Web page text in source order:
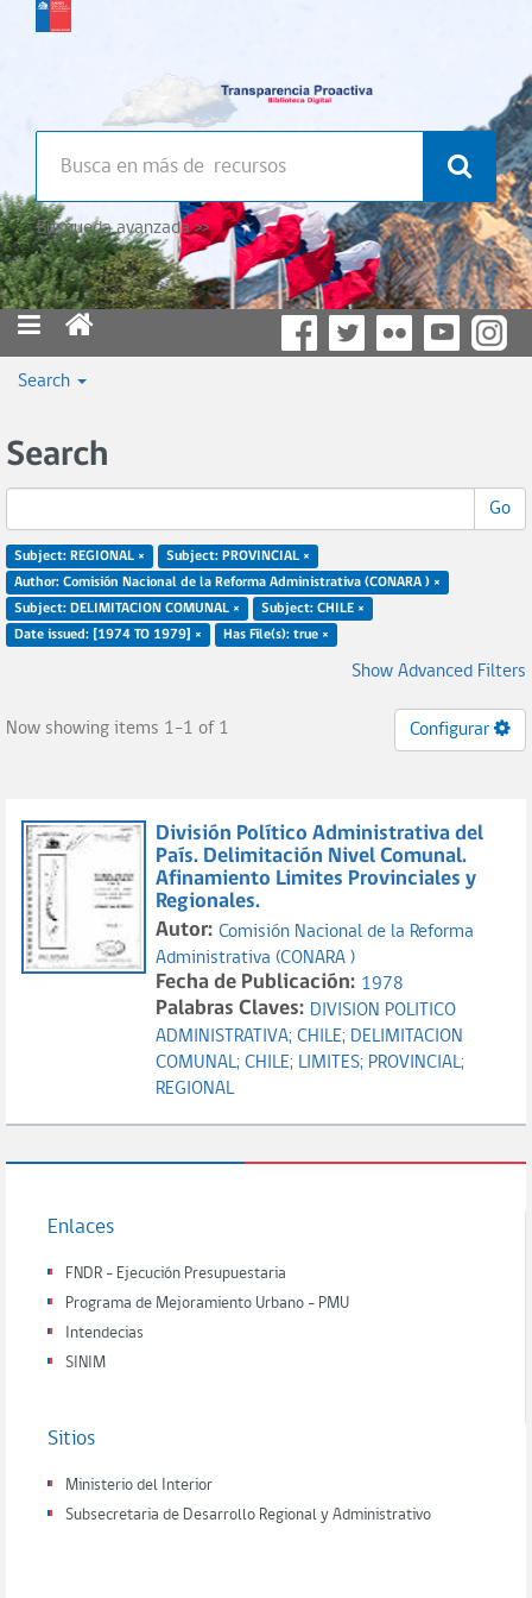
Búsqueda avanzada >>
Search
Search
Go
Subject: REGIONAL ×
Subject: PROVINCIAL ×
Author: Comisión Nacional de la Reforma Administrativa (CONARA ) ×
Subject: DELIMITACION COMUNAL ×
Subject: CHILE ×
Date issued: [1974 TO 1979] ×
Has File(s): true ×
Show Advanced Filters
Now showing items 1-1 of 1 Configurar
División Político Administrativa del
País. Delimitación Nivel Comunal.
Afinamiento Limites Provinciales y
Regionales.
Autor: Comisión Nacional de la Reforma
Administrativa (CONARA )
Fecha de Publicación: 1978
Palabras Claves: DIVISION POLITICO
ADMINISTRATIVA; CHILE; DELIMITACION
COMUNAL; CHILE; LIMITES; PROVINCIAL;
REGIONAL
Enlaces
FNDR - Ejecución Presupuestaria
Programa de Mejoramiento Urbano - PMU
Intendecias
SINIM
Sitios
Ministerio del Interior
Subsecretaria de Desarrollo Regional y Administrativo